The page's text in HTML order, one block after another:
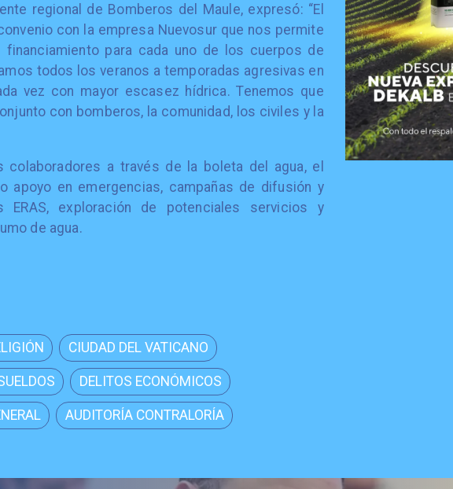
regional de Bomberos del Maule, expresó: “El
con la empresa Nuevosur que nos permite
para cada uno de los cuerpos de
todos los veranos a temporadas agresivas en
vez con mayor escasez hídrica. Tenemos que
con bomberos, la comunidad, los civiles y la
a través de la boleta del agua, el
apoyo en emergencias, campañas de difusión y
ERAS, exploración de potenciales servicios y
de agua.
CIUDAD DEL VATICANO
DELITOS ECONÓMICOS
AUDITORÍA CONTRALORÍA